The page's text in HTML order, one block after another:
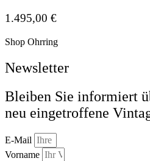
1.495,00 €
Shop Ohrring
Newsletter
Bleiben Sie informiert
neu eingetroffene
E-Mail
Vorname